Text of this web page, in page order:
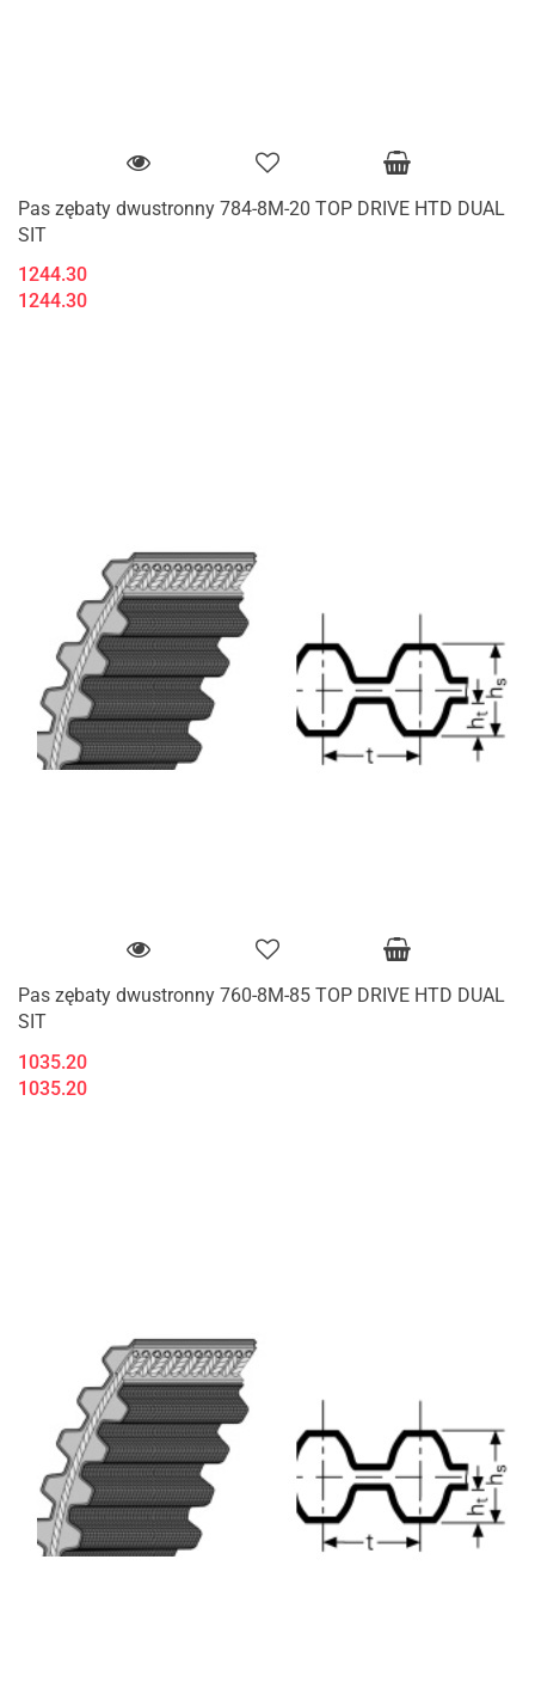
Pas zębaty dwustronny 784-8M-20 TOP DRIVE HTD DUAL
SIT
1244.30
1244.30
Pas zębaty dwustronny 760-8M-85 TOP DRIVE HTD DUAL
SIT
1035.20
1035.20